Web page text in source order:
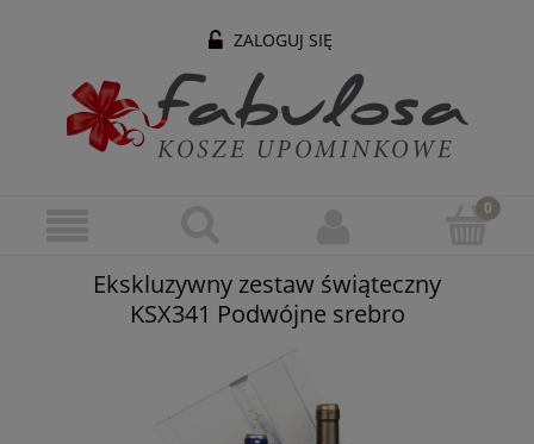
ZALOGUJ SIĘ
Ekskluzywny zestaw świąteczny
KSX341 Podwójne srebro